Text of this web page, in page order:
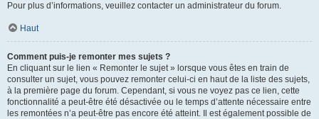
Pour plus d’informations, veuillez contacter un administrateur du forum.
Haut
Comment puis-je remonter mes sujets ?
En cliquant sur le lien « Remonter le sujet » lorsque vous êtes en train de
consulter un sujet, vous pouvez remonter celui-ci en haut de la liste des sujets,
à la première page du forum. Cependant, si vous ne voyez pas ce lien, cette
fonctionnalité a peut-être été désactivée ou le temps d’attente nécessaire entre
les remontées n’a peut-être pas encore été atteint. Il est également possible de